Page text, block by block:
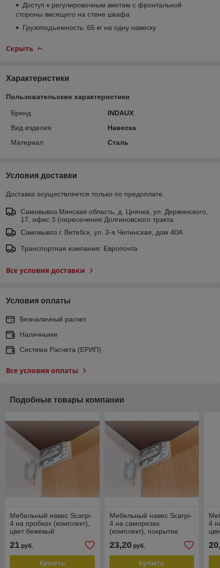
Доступ к регулировочным винтам с фронтальной
стороны висящего на стене шкафа
Грузоподъемность: 65 кг на одну навеску
Скрыть
Характеристики
Пользовательские характеристики
Бренд
INDAUX
Вид изделия
Навеска
Материал
Сталь
Условия доставки
Доставка осуществляется только по предоплате.
Самовывоз Минская область, д. Цнянка, ул. Держинского,
17, офис 3 (пересечение Долгиновского тракта
Самовывоз г. Витебск, ул. 3-я Чепинская, дом 40А
Транспортная компания: Европочта
Все условия доставки
Условия оплаты
Безналичный расчет
Наличными
Система Расчета (ЕРИП)
Все условия оплаты
Подобные товары компании
Мебельный навес Scarpi-
4 на пробках (комплект),
цвет бежевый
21 руб.
Купить
Мебельный навес Scarpi-
4 на саморезах
(комплект), покрытие
23,20руб.
Купить
4